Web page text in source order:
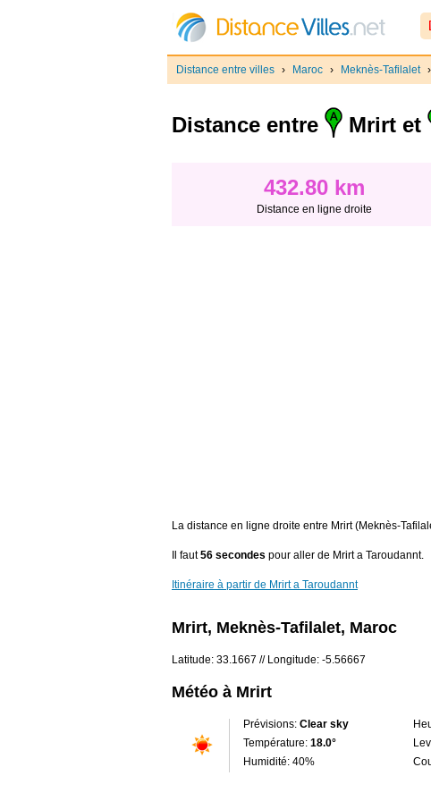
Distance entre villes › Maroc › Meknès-Tafilalet ›
Distance entre Mrirt et
432.80 km
Distance en ligne droite
La distance en ligne droite entre Mrirt (Meknès-
Il faut56 secondes pour aller de Mrirt a Taroudannt.
Itinéraire à partir de Mrirt a Taroudannt
Mrirt, Meknès-Tafilalet, Maroc
Latitude: 33.1667 // Longitude: -5.56667
Météo à Mrirt
Prévisions: Clear sky
Température: 18.0°
Humidité: 40%